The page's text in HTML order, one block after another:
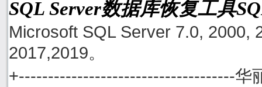
SQL Server数据库恢复工具
Microsoft SQL Server 7.0, 2000,
2017,2019。
+-------------------------------------华